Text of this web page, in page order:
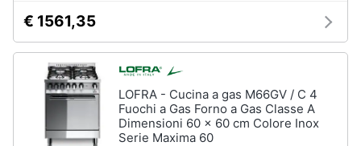
Animali
Motori
Libri,
cd
Elettrico
Cappa
cucina
Cottura
€ 1561,35
LOFRA - Cucina a gas M66GV / C 4
Fuochi a Gas Forno a Gas Classe A
Dimensioni 60 x 60 cm Colore Inox
Serie Maxima 60